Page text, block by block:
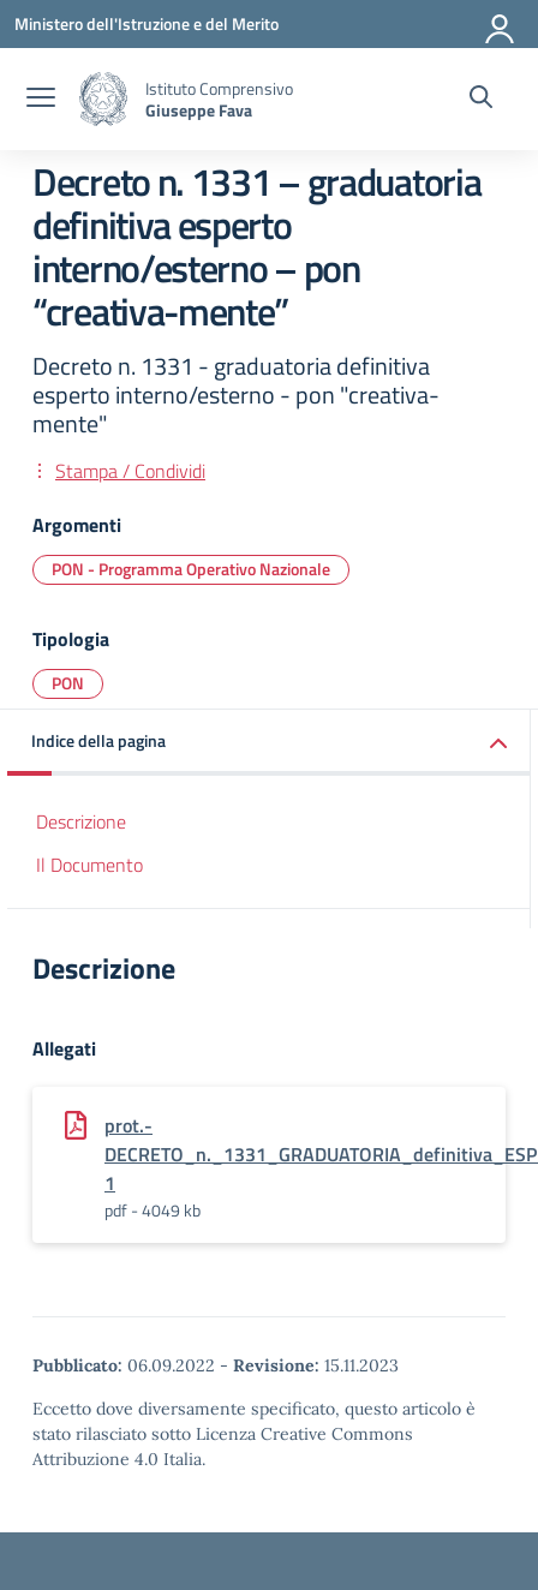
Vai ai contenuti
Vai al menu di navigazione
Vai al footer
Ministero dell'Istruzione e del Merito
Istituto Comprensivo
Giuseppe Fava
Decreto n. 1331 – graduatoria
definitiva esperto
interno/esterno – pon
“creativa-mente”
Decreto n. 1331 - graduatoria definitiva
esperto interno/esterno - pon "creativa-
mente"
Stampa / Condividi
Argomenti
PON - Programma Operativo Nazionale
Tipologia
PON
Indice della pagina
Descrizione
Il Documento
Descrizione
Allegati
prot.-
1
pdf - 4049 kb
Pubblicato: 06.09.2022 - Revisione: 15.11.2023
Eccetto dove diversamente specificato, questo articolo è
stato rilasciato sotto Licenza Creative Commons
Attribuzione 4.0 Italia.